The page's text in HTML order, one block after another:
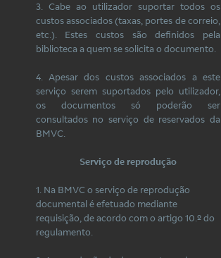
3. Cabe ao utilizador suportar todos os
custos associados (taxas, portes de correio,
etc.). Estes custos são definidos pela
biblioteca a quem se solicita o documento.
4. Apesar dos custos associados a este
serviço serem suportados pelo utilizador,
os documentos só poderão ser
consultados no serviço de reservados da
BMVC.
Serviço de reprodução
1. Na BMVC o serviço de reprodução
documental é efetuado mediante
requisição, de acordo com o artigo 10.º do
regulamento.